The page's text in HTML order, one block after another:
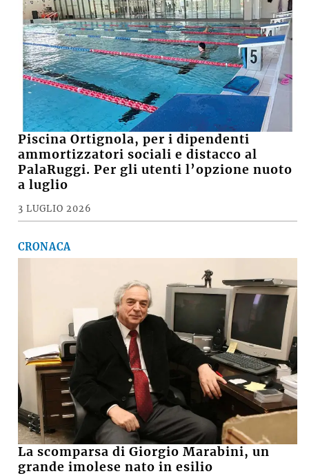
Piscina Ortignola, per i dipendenti
ammortizzatori sociali e distacco al
PalaRuggi. Per gli utenti l’opzione nuoto
a luglio
3 LUGLIO 2026
CRONACA
La scomparsa di Giorgio Marabini, un
grande imolese nato in esilio